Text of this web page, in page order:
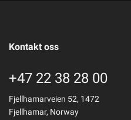
Kontakt oss
+47 22 38 28 00
Fjellhamarveien 52, 1472
Fjellhamar, Norway